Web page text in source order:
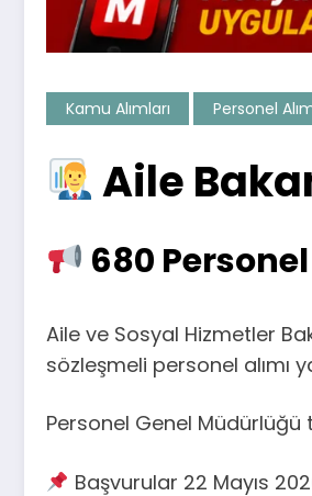
Kamu Alımları Personel
Aile
680
Aile ve Sosyal Hizmetler
sözleşmeli personel alımı
Personel Genel
Başvurular 22 Mayıs